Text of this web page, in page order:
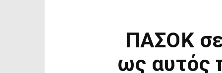
ΠΑΣΟΚ
ως αυτός